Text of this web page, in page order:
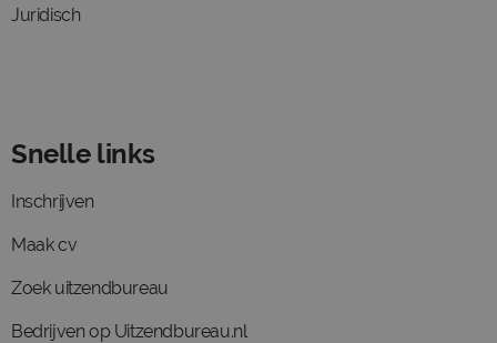
Juridisch
Snelle links
Inschrijven
Maak cv
Zoek uitzendbureau
Bedrijven op Uitzendbureau.nl